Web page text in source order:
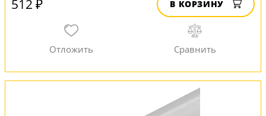
512 ₽ В КОРЗИНУ